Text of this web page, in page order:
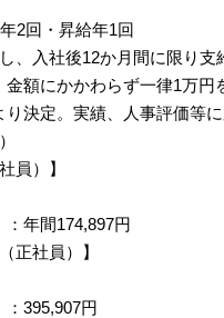
2回・昇給年1回
入社後12か月間に限り支
額にかかわらず一律1万円
決定。実績、人事評価等に
員）】
年間174,897円
正社員）】
395,907円